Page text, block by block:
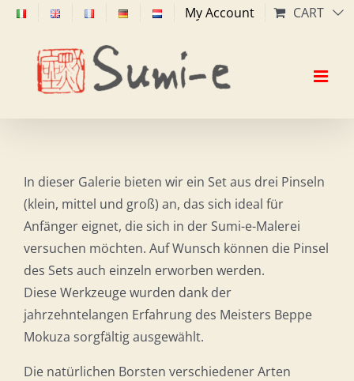
Skip
content
My Account CART
In dieser Galerie bieten wir ein Set aus drei Pinseln
(klein, mittel und groß) an, das sich ideal für
Anfänger eignet, die sich in der Sumi-e-Malerei
versuchen möchten. Auf Wunsch können die Pinsel
des Sets auch einzeln erworben werden.
Diese Werkzeuge wurden dank der
jahrzehntelangen Erfahrung des Meisters Beppe
Mokuza sorgfältig ausgewählt.
Die natürlichen Borsten verschiedener Arten